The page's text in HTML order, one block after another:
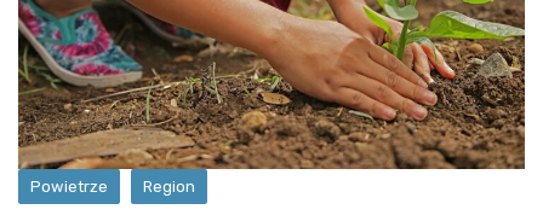
Powietrze Region